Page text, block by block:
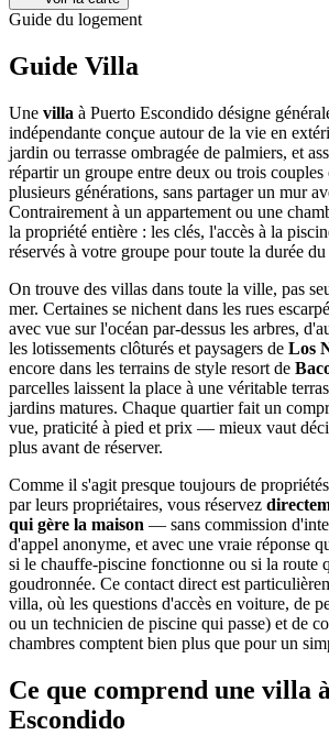
Guide du logement
Guide Villa
Une villa à Puerto Escondido désigne
indépendante conçue autour de la vie en
jardin ou terrasse ombragée de palmiers, et
répartir un groupe entre deux ou trois
plusieurs générations, sans partager un mur
Contrairement à un appartement ou une
la propriété entière : les clés, l'accès à la
réservés à votre groupe pour toute la durée du
On trouve des villas dans toute la ville, pas
mer. Certaines se nichent dans les rues
avec vue sur l'océan par-dessus les arbres,
les lotissements clôturés et paysagers de Los
encore dans les terrains de style resort de
parcelles laissent la place à une véritable
jardins matures. Chaque quartier fait un
vue, praticité à pied et prix — mieux vaut
plus avant de réserver.
Comme il s'agit presque toujours de
par leurs propriétaires, vous réservez
qui gère la maison — sans commission
d'appel anonyme, et avec une vraie réponse
si le chauffe-piscine fonctionne ou si la route
goudronnée. Ce contact direct est
villa, où les questions d'accès en voiture, de
ou un technicien de piscine qui passe) et de
chambres comptent bien plus que pour un
Ce que comprend une villa
Escondido